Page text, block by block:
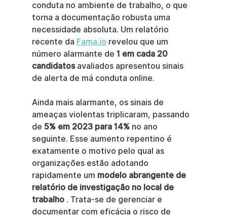
conduta no ambiente de trabalho, o que
torna a documentação robusta uma
necessidade absoluta. Um relatório
recente da Fama.io revelou que um
número alarmante de 1 em cada 20
candidatos avaliados apresentou sinais
de alerta de má conduta online.
Ainda mais alarmante, os sinais de
ameaças violentas triplicaram, passando
de 5% em 2023 para 14% no ano
seguinte. Esse aumento repentino é
exatamente o motivo pelo qual as
organizações estão adotando
rapidamente um modelo abrangente de
relatório de investigação no local de
trabalho . Trata-se de gerenciar e
documentar com eficácia o risco de